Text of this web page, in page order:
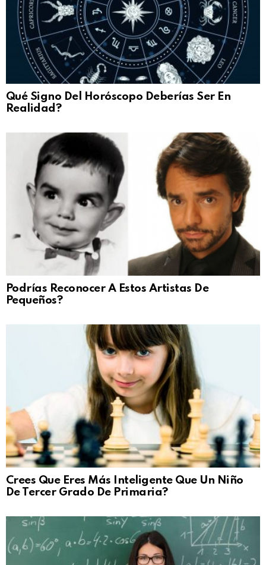
Qué Signo Del Horóscopo Deberías Ser En
Realidad?
Podrías Reconocer A Estos Artistas De
Pequeños?
Crees Que Eres Más Inteligente Que Un Niño
De Tercer Grado De Primaria?